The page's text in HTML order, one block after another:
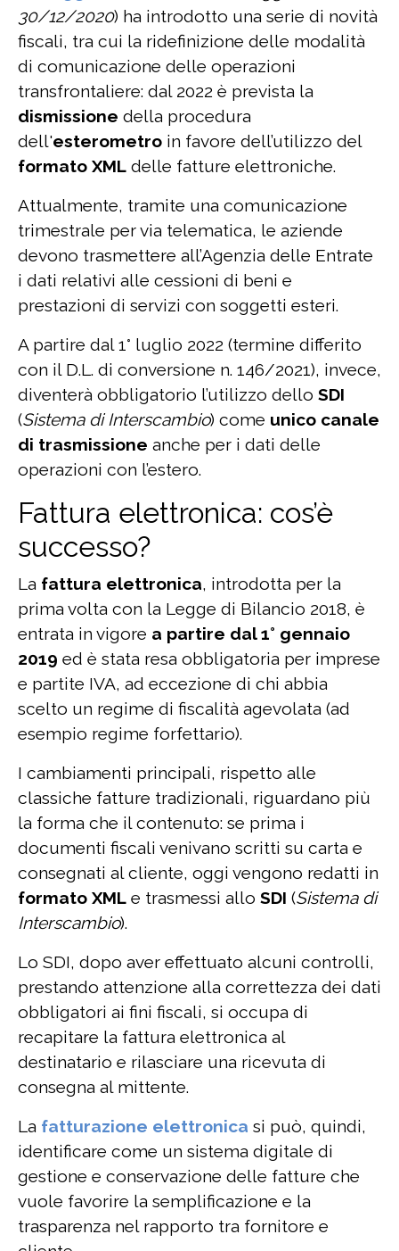
30/12/2020) ha introdotto una serie di novità
fiscali, tra cui la ridefinizione delle modalità
di comunicazione delle operazioni
transfrontaliere: dal 2022 è prevista la
dismissione della procedura
dell'esterometro in favore dell’utilizzo del
formato XML delle fatture elettroniche.
Attualmente, tramite una comunicazione
trimestrale per via telematica, le aziende
devono trasmettere all’Agenzia delle Entrate
i dati relativi alle cessioni di beni e
prestazioni di servizi con soggetti esteri.
A partire dal 1° luglio 2022 (termine differito
con il D.L. di conversione n. 146/2021), invece,
diventerà obbligatorio l’utilizzo dello SDI
(Sistema di Interscambio) come unico canale
di trasmissione anche per i dati delle
operazioni con l’estero.
Fattura elettronica: cos’è
successo?
La fattura elettronica, introdotta per la
prima volta con la Legge di Bilancio 2018, è
entrata in vigore a partire dal 1° gennaio
2019 ed è stata resa obbligatoria per imprese
e partite IVA, ad eccezione di chi abbia
scelto un regime di fiscalità agevolata (ad
esempio regime forfettario).
I cambiamenti principali, rispetto alle
classiche fatture tradizionali, riguardano più
la forma che il contenuto: se prima i
documenti fiscali venivano scritti su carta e
consegnati al cliente, oggi vengono redatti in
formato XML e trasmessi allo SDI (Sistema di
Interscambio).
Lo SDI, dopo aver effettuato alcuni controlli,
prestando attenzione alla correttezza dei dati
obbligatori ai fini fiscali, si occupa di
recapitare la fattura elettronica al
destinatario e rilasciare una ricevuta di
consegna al mittente.
La fatturazione elettronica si può, quindi,
identificare come un sistema digitale di
gestione e conservazione delle fatture che
vuole favorire la semplificazione e la
trasparenza nel rapporto tra fornitore e